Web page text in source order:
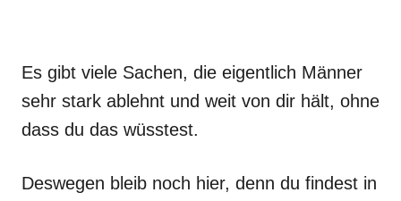
Es gibt viele Sachen, die eigentlich Männer
sehr stark ablehnt und weit von dir hält, ohne
dass du das wüsstest.
Deswegen bleib noch hier, denn du findest in